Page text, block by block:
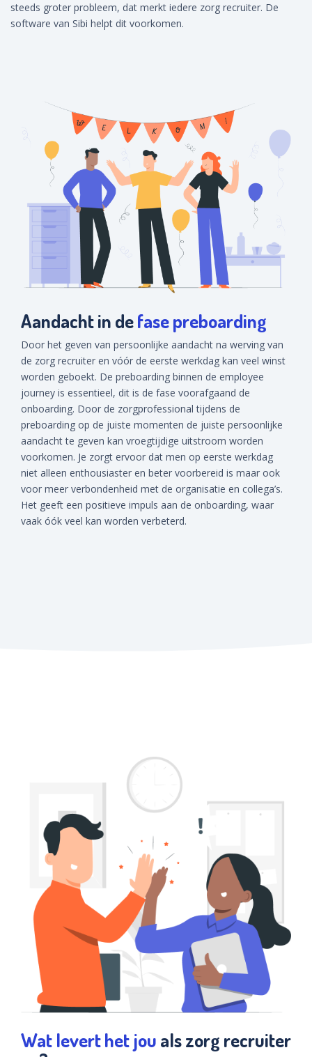
steeds groter probleem, dat merkt iedere zorg recruiter. De
software van Sibi helpt dit voorkomen.
Aandacht in defase preboarding
Door het geven van persoonlijke aandacht na werving van
de zorg recruiter en vóór de eerste werkdag kan veel winst
worden geboekt. De preboarding binnen de employee
journey is essentieel, dit is de fase voorafgaand de
onboarding. Door de zorgprofessional tijdens de
preboarding op de juiste momenten de juiste persoonlijke
aandacht te geven kan vroegtijdige uitstroom worden
voorkomen. Je zorgt ervoor dat men op eerste werkdag
niet alleen enthousiaster en beter voorbereid is maar ook
voor meer verbondenheid met de organisatie en collega’s.
Het geeft een positieve impuls aan de onboarding, waar
vaak óók veel kan worden verbeterd.
Wat levert het jou als zorg recruiter